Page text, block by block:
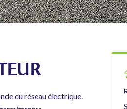
du réseau électrique.